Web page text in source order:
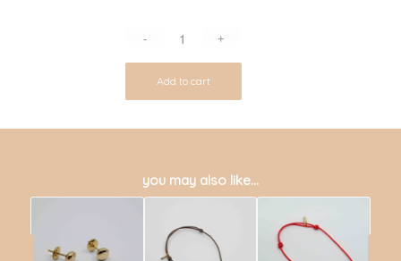
Add to cart
you may also like…